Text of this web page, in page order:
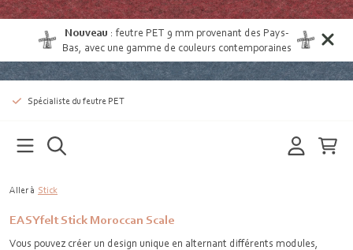
Nouveau :feutre PET 9 mm provenant des Pays-
Bas , avec une gamme de couleurs contemporaines
Spécialiste du feutre PET
Aller à Stick
EASYfelt Stick Moroccan Scale
Vous pouvez créer un design unique en alternant différents modules,